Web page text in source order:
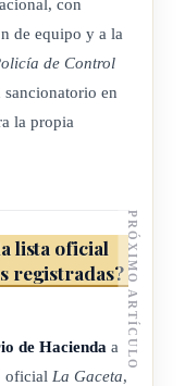
el retiro
contenido
este tipo
multados con
el
se les multará
con
de equipo y a la
de Control
en
la propia
lista oficial
registradas?
de Hacienda a
oficial La Gaceta,
PRÓXIMO ARTÍCULO